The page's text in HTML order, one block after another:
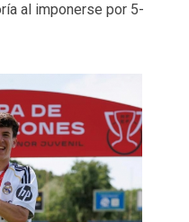
al imponerse por 5-